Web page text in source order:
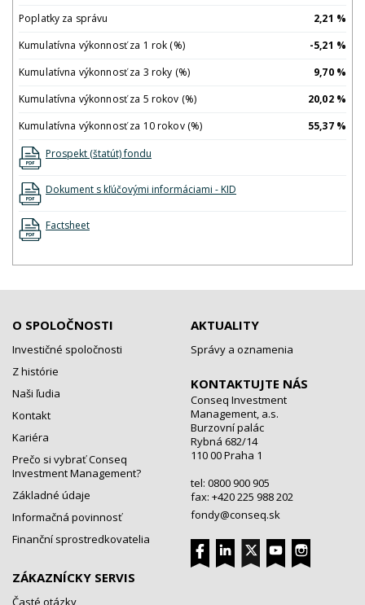
Poplatky za správu
2,21 %
Kumulatívna výkonnosť za 1 rok (%)
-5,21 %
Kumulatívna výkonnosť za 3 roky (%)
9,70 %
Kumulatívna výkonnosť za 5 rokov (%)
20,02 %
Kumulatívna výkonnosť za 10 rokov (%)
55,37 %
Prospekt (štatút) fondu
Dokument s kľúčovými informáciami - KID
Factsheet
O SPOLOČNOSTI
Investičné spoločnosti
Z histórie
Naši ľudia
Kontakt
Kariéra
Prečo si vybrať Conseq
Investment Management?
Základné údaje
Informačná povinnosť
Finanční sprostredkovatelia
ZÁKAZNÍCKY SERVIS
Časté otázky
AKTUALITY
Správy a oznamenia
KONTAKTUJTE NÁS
Conseq Investment
Management, a.s.
Burzovní palác
Rybná 682/14
110 00 Praha 1
tel: 0800 900 905
fax: +420 225 988 202
fondy@conseq.sk